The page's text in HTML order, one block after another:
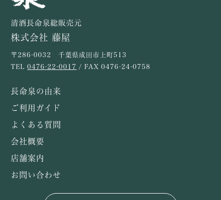
清酒長命泉総販売元
株式会社 藤屋
〒286-0032 千葉県成田市上町513
TEL0476-22-0017 / FAX 0476-24-0758
長命泉の由来
ご利用ガイド
よくある質問
会社概要
店舗案内
お問い合わせ